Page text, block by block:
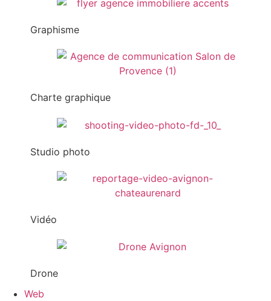
Graphisme
Charte graphique
Studio photo
Vidéo
Drone
Web